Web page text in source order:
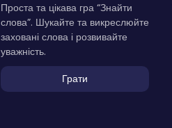
Проста та цікава гра “Знайти
слова”. Шукайте та викреслюйте
заховані слова і розвивайте
уважність.
Грати